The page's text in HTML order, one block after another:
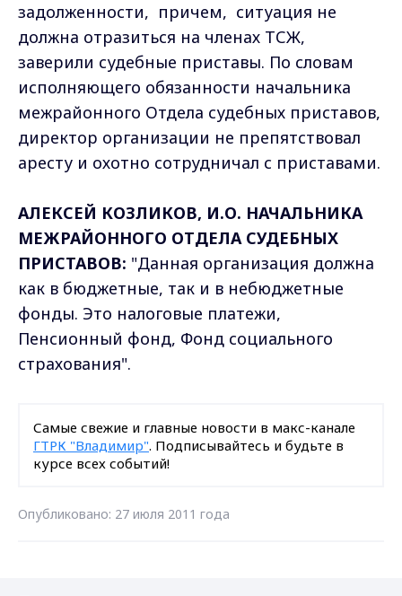
задолженности, причем, ситуация не
должна отразиться на членах ТСЖ,
заверили судебные приставы. По словам
исполняющего обязанности начальника
межрайонного Отдела судебных приставов,
директор организации не препятствовал
аресту и охотно сотрудничал с приставами.
АЛЕКСЕЙ КОЗЛИКОВ, И.О. НАЧАЛЬНИКА
МЕЖРАЙОННОГО ОТДЕЛА СУДЕБНЫХ
ПРИСТАВОВ: "Данная организация должна
как в бюджетные, так и в небюджетные
фонды. Это налоговые платежи,
Пенсионный фонд, Фонд социального
страхования".
Самые свежие и главные новости в макс-канале
ГТРК "Владимир". Подписывайтесь и будьте в
курсе всех событий!
Опубликовано: 27 июля 2011 года